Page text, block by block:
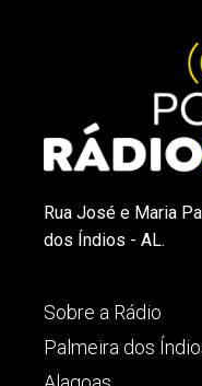
Rua José e Maria
dos Índios - AL.
Sobre a Rádio
Palmeira dos